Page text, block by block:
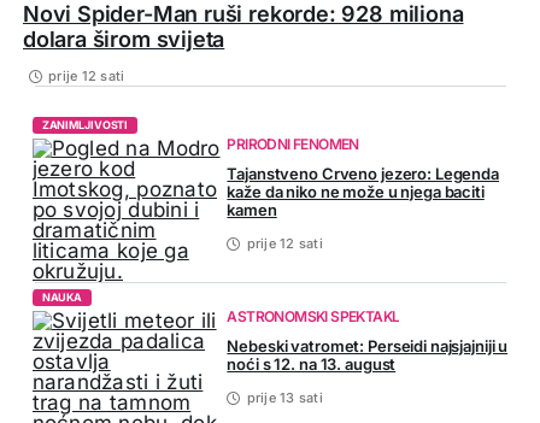
Novi Spider-Man ruši rekorde: 928 miliona
dolara širom svijeta
prije 12 sati
ZANIMLJIVOSTI
PRIRODNI FENOMEN
Tajanstveno Crveno jezero: Legenda
kaže da niko ne može u njega baciti
kamen
prije 12 sati
NAUKA
ASTRONOMSKI SPEKTAKL
Nebeski vatromet: Perseidi najsjajniji u
noći s 12. na 13. august
prije 13 sati